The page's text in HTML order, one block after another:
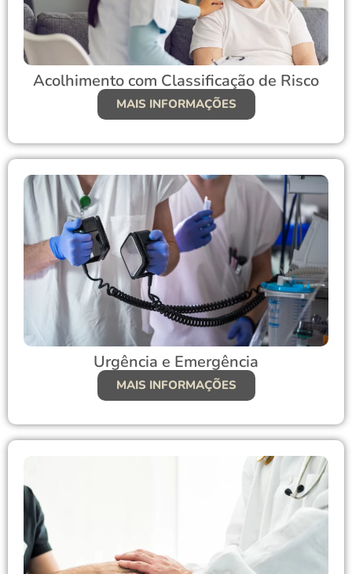
Acolhimento com Classificação de Risco
MAIS INFORMAÇÕES
Urgência e Emergência
MAIS INFORMAÇÕES